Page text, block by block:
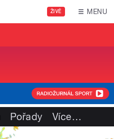
ŽIVĚ MENU
Pořady Více…